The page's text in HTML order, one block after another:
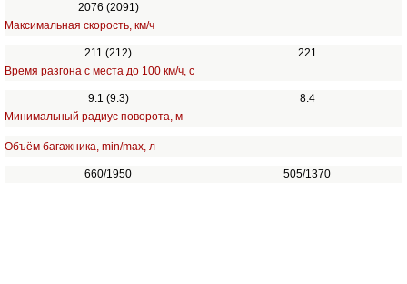
2076 (2091)
Максимальная скорость, км/ч
211 (212)
221
Время разгона с места до 100 км/ч, с
9.1 (9.3)
8.4
Минимальный радиус поворота, м
Объём багажника, min/max, л
660/1950 505/1370